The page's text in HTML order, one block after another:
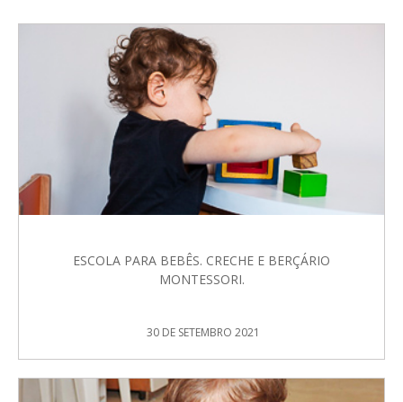
ESCOLA PARA BEBÊS. CRECHE E BERÇÁRIO
MONTESSORI.
30 DE SETEMBRO 2021